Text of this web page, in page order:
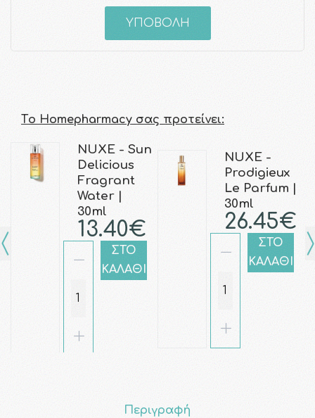
ΥΠΟΒΟΛΗ
Τo Homepharmacy σας προτείνει:
NUXE - Sun
Delicious
Fragrant
Water |
30ml
13.40€
ΣΤΟ
ΚΑΛΑΘΙ
NUXE -
Prodigieux
Le Parfum |
30ml
26.45€
ΣΤΟ
ΚΑΛΑΘΙ
Περιγραφή